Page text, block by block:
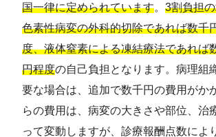
国一律に定められています。 3割負担
色素性病変の外科的切除であれば数千
度、液体窒素による凍結療法であれば
円程度の自己負担となります。病理組
要な場合は、追加で数千円の費用がか
らの費用は、病変の大きさや部位、治
って変動しますが、診療報酬点数によ